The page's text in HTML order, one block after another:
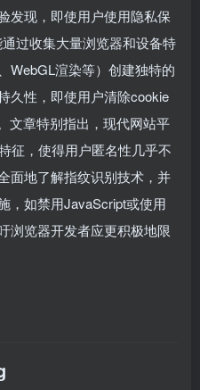
发现，即使用户使用隐私保
过收集大量浏览器和设备特
WebGL渲染等）创建独特的
久性，即使用户清除cookie
文章特别指出，现代网站平
征，使得用户匿名性几乎不
面地了解指纹识别技术，并
，如禁用JavaScript或使用
浏览器开发者应更积极地限